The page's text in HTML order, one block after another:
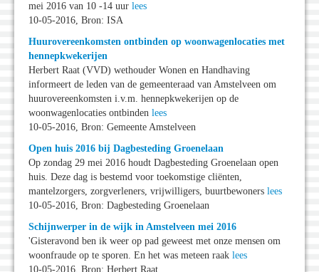
mei 2016 van 10 -14 uur lees
10-05-2016, Bron: ISA
Huurovereenkomsten ontbinden op woonwagenlocaties met
hennepkwekerijen
Herbert Raat (VVD) wethouder Wonen en Handhaving
informeert de leden van de gemeenteraad van Amstelveen om
huurovereenkomsten i.v.m. hennepkwekerijen op de
woonwagenlocaties ontbinden lees
10-05-2016, Bron: Gemeente Amstelveen
Open huis 2016 bij Dagbesteding Groenelaan
Op zondag 29 mei 2016 houdt Dagbesteding Groenelaan open
huis. Deze dag is bestemd voor toekomstige cliënten,
mantelzorgers, zorgverleners, vrijwilligers, buurtbewoners lees
10-05-2016, Bron: Dagbesteding Groenelaan
Schijnwerper in de wijk in Amstelveen mei 2016
'Gisteravond ben ik weer op pad geweest met onze mensen om
woonfraude op te sporen. En het was meteen raak lees
10-05-2016, Bron: Herbert Raat